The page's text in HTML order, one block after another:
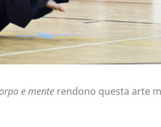
e mente rendono questa arte